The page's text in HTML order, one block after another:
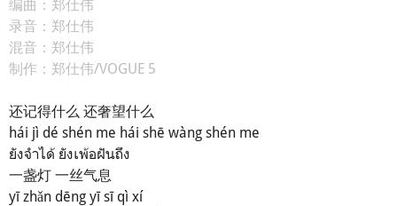
编曲：郑仕伟
录音：郑仕伟
混音：郑仕伟
制作：郑仕伟/VOGUE 5
还记得什么 还奢望什么
hái jì dé shén me hái shē wàng shén me
ยังจำได้ ยังเพ้อฝันถึง
一盏灯 一丝气息
yī zhǎn dēng yī sī qì xí